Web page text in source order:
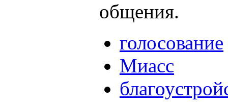
общения.
голосование
Миасс